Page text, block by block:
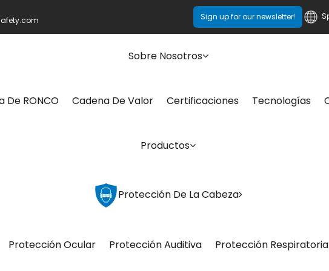
Sign up for our newsletter!
Sobre Nosotros
De RONCO Cadena De Valor Certificaciones Tecnologías
Productos
Protección De La Cabeza
Protección Ocular Protección Auditiva Protección Respiratoria